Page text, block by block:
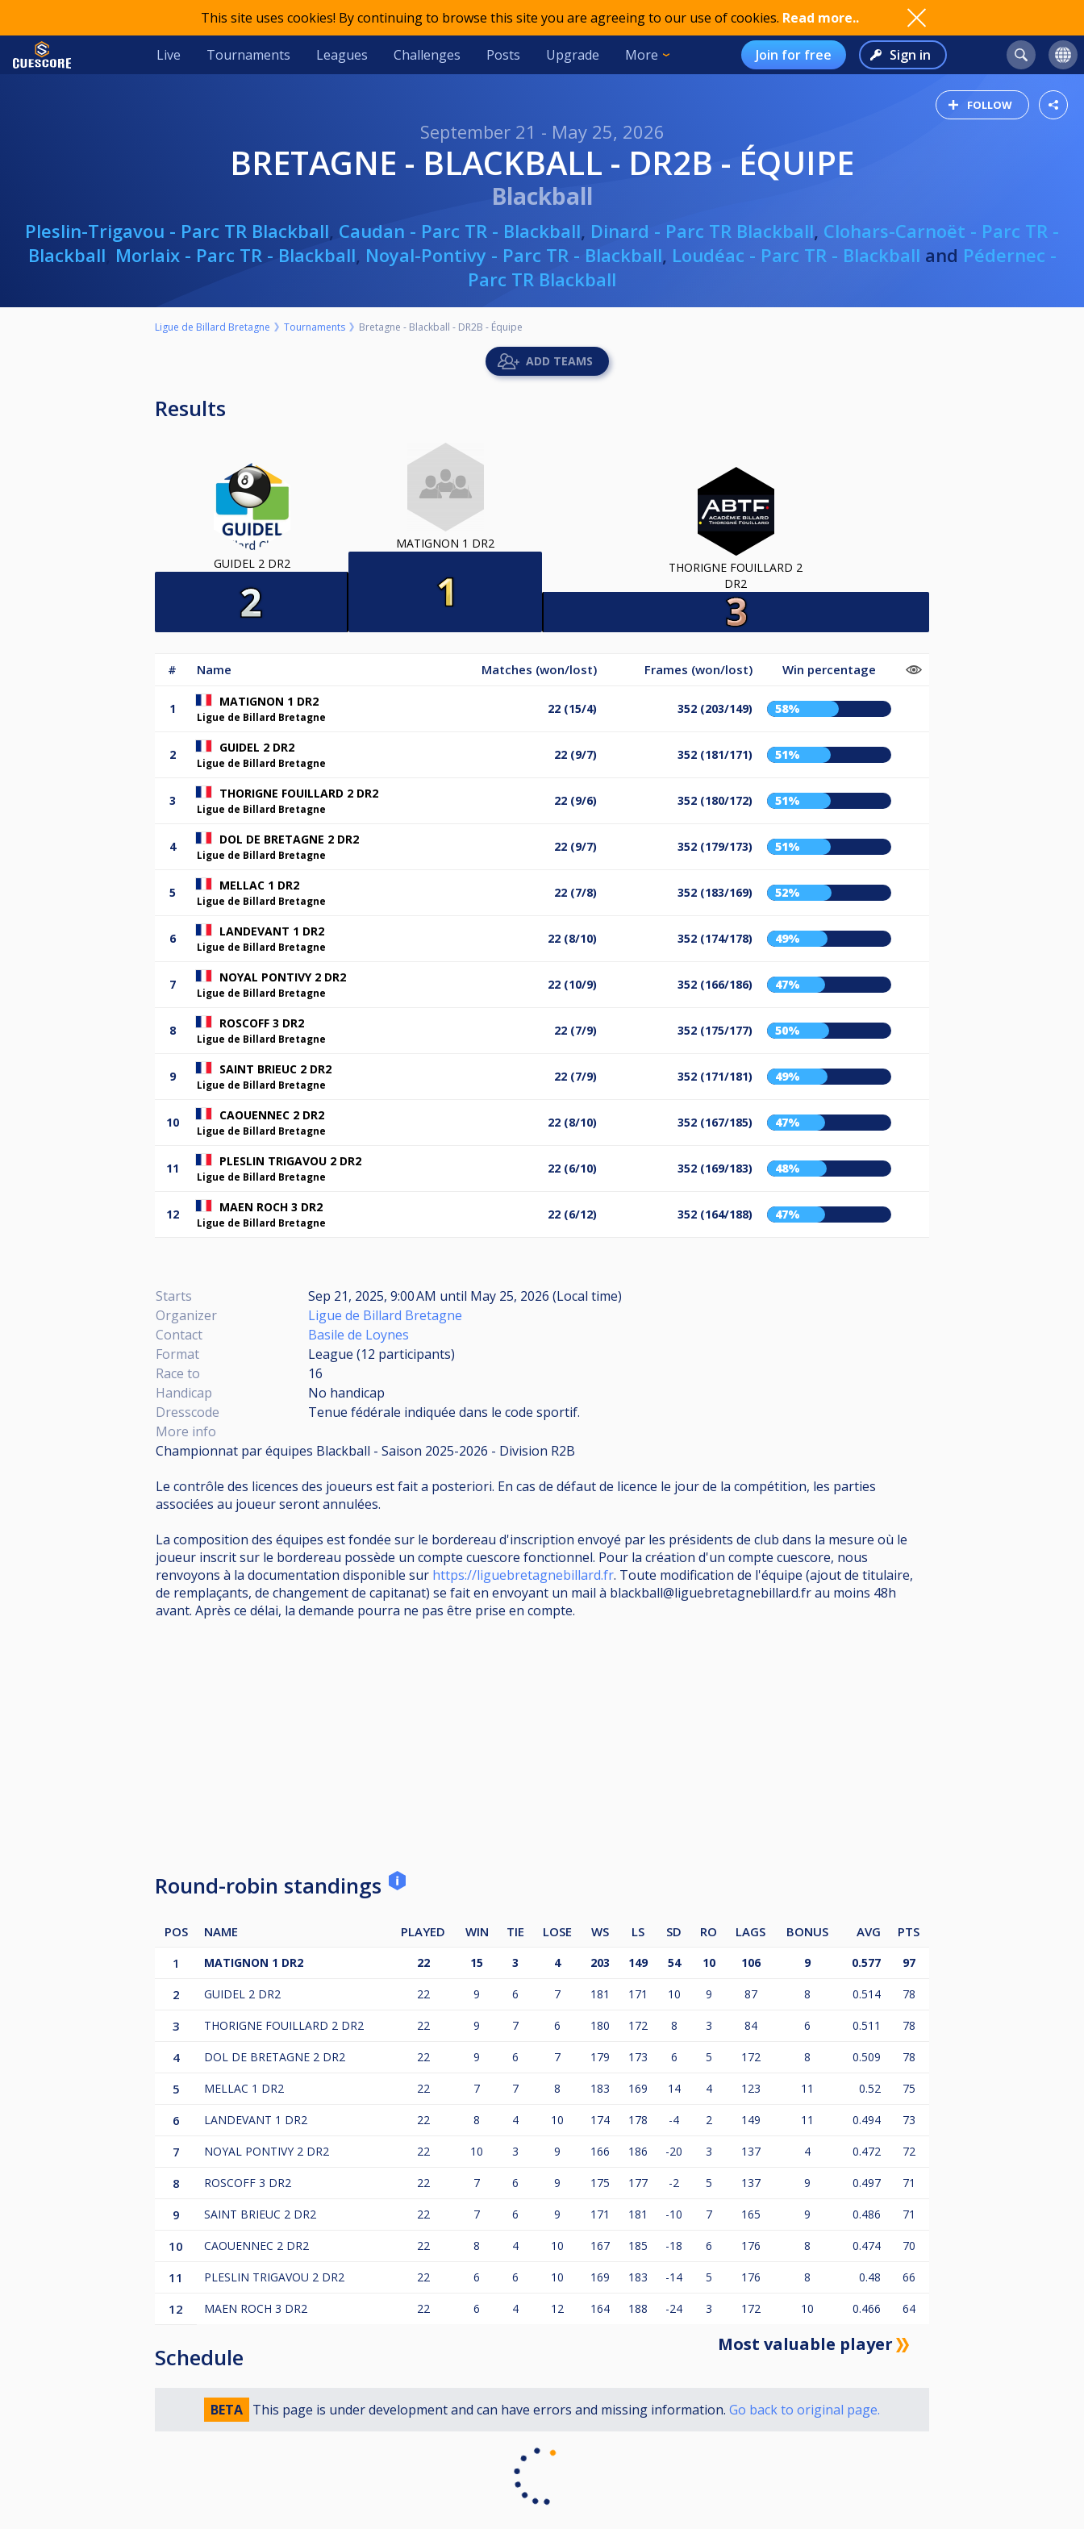
This site uses cookies! By continuing to browse this site you are agreeing to our use of cookies. Read more..
Live Tournaments Leagues Challenges Posts Upgrade More Join for free Sign in
FOLLOW
September 21 - May 25, 2026
BRETAGNE - BLACKBALL - DR2B - ÉQUIPE
Blackball
Pleslin-Trigavou - Parc TR Blackball, Caudan - Parc TR - Blackball, Dinard - Parc TR Blackball, Clohars-Carnoët - Parc TR -
Blackball Morlaix - Parc TR - Blackball, Noyal-Pontivy - Parc TR - Blackball, Loudéac - Parc TR - Blackball and Pédernec -
Parc TR Blackball
Ligue de Billard Bretagne Tournaments Bretagne - Blackball - DR2B - Équipe
ADD TEAMS
Results
GUIDEL 2 DR2
MATIGNON 1 DR2
THORIGNE FOUILLARD 2
DR2
# Name Matches (won/lost) Frames (won/lost) Win percentage
1 MATIGNON 1 DR2
Ligue de Billard Bretagne
22 (15/4) 352 (203/149) 58%
2 GUIDEL 2 DR2
Ligue de Billard Bretagne
22 (9/7) 352 (181/171) 51%
3 THORIGNE FOUILLARD 2 DR2
Ligue de Billard Bretagne
22 (9/6) 352 (180/172) 51%
4 DOL DE BRETAGNE 2 DR2
Ligue de Billard Bretagne
22 (9/7) 352 (179/173) 51%
5 MELLAC 1 DR2
Ligue de Billard Bretagne
22 (7/8) 352 (183/169) 52%
6 LANDEVANT 1 DR2
Ligue de Billard Bretagne
22 (8/10) 352 (174/178) 49%
7 NOYAL PONTIVY 2 DR2
Ligue de Billard Bretagne
22 (10/9) 352 (166/186) 47%
8 ROSCOFF 3 DR2
Ligue de Billard Bretagne
22 (7/9) 352 (175/177) 50%
9 SAINT BRIEUC 2 DR2
Ligue de Billard Bretagne
22 (7/9) 352 (171/181) 49%
10 CAOUENNEC 2 DR2
Ligue de Billard Bretagne
22 (8/10) 352 (167/185) 47%
11 PLESLIN TRIGAVOU 2 DR2
Ligue de Billard Bretagne
22 (6/10) 352 (169/183) 48%
12 MAEN ROCH 3 DR2
Ligue de Billard Bretagne
22 (6/12) 352 (164/188) 47%
Starts Sep 21, 2025, 9:00 AM until May 25, 2026 (Local time)
Organizer
Ligue de Billard Bretagne
Contact
Basile de Loynes
Format
League (12 participants)
Race to
16
Handicap
No handicap
Dresscode
Tenue fédérale indiquée dans le code sportif.
More info
Championnat par équipes Blackball - Saison 2025-2026 - Division R2B
Le contrôle des licences des joueurs est fait a posteriori. En cas de défaut de licence le jour de la compétition, les parties
associées au joueur seront annulées.
La composition des équipes est fondée sur le bordereau d'inscription envoyé par les présidents de club dans la mesure où le
joueur inscrit sur le bordereau possède un compte cuescore fonctionnel. Pour la création d'un compte cuescore, nous
renvoyons à la documentation disponible sur https://liguebretagnebillard.fr. Toute modification de l'équipe (ajout de titulaire,
de remplaçants, de changement de capitanat) se fait en envoyant un mail à blackball@liguebretagnebillard.fr au moins 48h
avant. Après ce délai, la demande pourra ne pas être prise en compte.
Round-robin standings
POS NAME PLAYED WIN TIE LOSE WS LS SD RO LAGS BONUS AVG
PTS
1
MATIGNON 1 DR2 22 15 3 4 203 149 54 10 106 9 0.577 97
2 GUIDEL 2 DR2 22 9 6 7 181 171 10 9 87 8 0.514 78
3 THORIGNE FOUILLARD 2 DR2 22 9 7 6 180 172 8 3 84 6 0.511 78
4 DOL DE BRETAGNE 2 DR2 22 9 6 7 179 173 6 5 172 8 0.509 78
5 MELLAC 1 DR2 22 7 7 8 183 169 14 4 123 11 0.52 75
6 LANDEVANT 1 DR2 22 8 4 10 174 178 -4 2 149 11 0.494 73
7 NOYAL PONTIVY 2 DR2 22 10 3 9 166 186 -20 3 137 4 0.472 72
8 ROSCOFF 3 DR2 22 7 6 9 175 177 -2 5 137 9 0.497 71
9 SAINT BRIEUC 2 DR2 22 7 6 9 171 181 -10 7 165 9 0.486 71
10 CAOUENNEC 2 DR2 22 8 4 10 167 185 -18 6 176 8 0.474 70
11 PLESLIN TRIGAVOU 2 DR2 22 6 6 10 169 183 -14 5 176 8 0.48 66
12 MAEN ROCH 3 DR2 22 6 4 12 164 188 -24 3 172 10 0.466 64
Most valuable player
Schedule
BETA This page is under development and can have errors and missing information. Go back to original page.